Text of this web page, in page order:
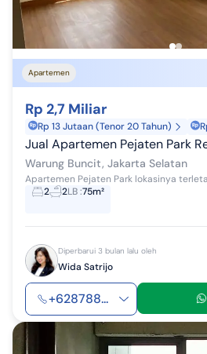
Apartemen
Rp 2,7 Miliar
Rp 13 Jutaan (Tenor 20 Tahun)
Jual Apartemen Pejaten Park
Warung Buncit, Jakarta Selatan
2
2LB:75m²
Diperbarui 3 bulan lalu oleh
Wida Satrijo
+628788...